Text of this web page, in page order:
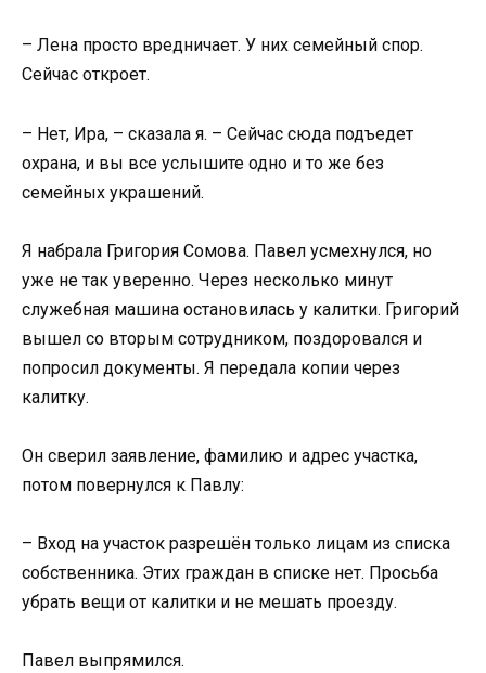
– Лена просто вредничает. У них семейный спор.
Сейчас откроет.
– Нет, Ира, – сказала я. – Сейчас сюда подъедет
охрана, и вы все услышите одно и то же без
семейных украшений.
Я набрала Григория Сомова. Павел усмехнулся, но
уже не так уверенно. Через несколько минут
служебная машина остановилась у калитки. Григорий
вышел со вторым сотрудником, поздоровался и
попросил документы. Я передала копии через
калитку.
Он сверил заявление, фамилию и адрес участка,
потом повернулся к Павлу:
– Вход на участок разрешён только лицам из списка
собственника. Этих граждан в списке нет. Просьба
убрать вещи от калитки и не мешать проезду.
Павел выпрямился.